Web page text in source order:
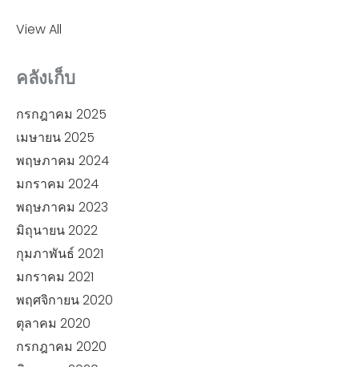
View All
คลังเก็บ
กรกฎาคม 2025
เมษายน 2025
พฤษภาคม 2024
มกราคม 2024
พฤษภาคม 2023
มิถุนายน 2022
กุมภาพันธ์ 2021
มกราคม 2021
พฤศจิกายน 2020
ตุลาคม 2020
กรกฎาคม 2020